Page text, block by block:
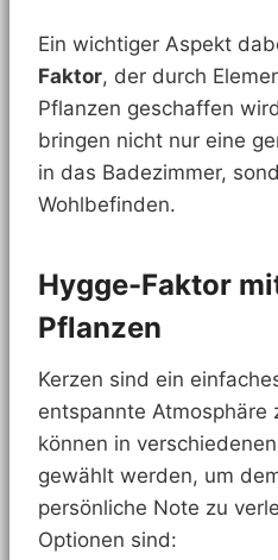
Ein wichtiger Aspekt
Faktor, der durch
Pflanzen geschaffen
bringen nicht nur eine
in das Badezimmer,
Wohlbefinden.
Hygge-Faktor
Pflanzen
Kerzen sind ein
entspannte Atmosphäre
können in
gewählt werden, um
persönliche Note zu
Optionen sind: